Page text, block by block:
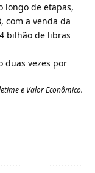
longo de etapas,
com a venda da
bilhão de libras
duas vezes por
e Valor Econômico.